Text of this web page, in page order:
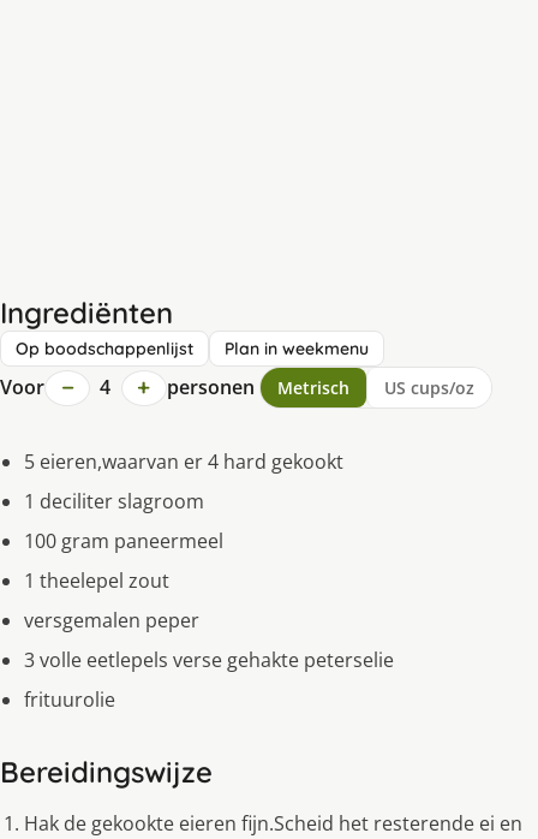
Ingrediënten
Op boodschappenlijst Plan in weekmenu
Voor − 4 + personen Metrisch US cups/oz
5 eieren,waarvan er 4 hard gekookt
1 deciliter slagroom
100 gram paneermeel
1 theelepel zout
versgemalen peper
3 volle eetlepels verse gehakte peterselie
frituurolie
Bereidingswijze
Hak de gekookte eieren fijn.Scheid het resterende ei en